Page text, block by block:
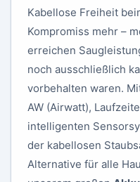
Kabellose Freiheit
Kompromiss mehr –
erreichen
noch ausschließlich
vorbehalten waren.
AW (Airwatt),
intelligenten
der kabellosen
Alternative für alle